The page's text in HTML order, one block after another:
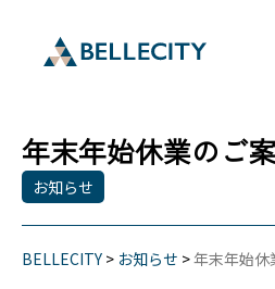
年末年始休業のご
お知らせ
BELLECITY > お知らせ >年末年始休